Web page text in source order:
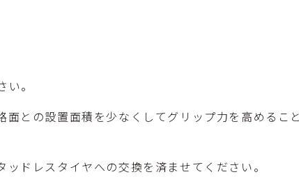
。
との設置面積を少なくしてグリップ力を高めるこ
ドレスタイヤへの交換を済ませてください。